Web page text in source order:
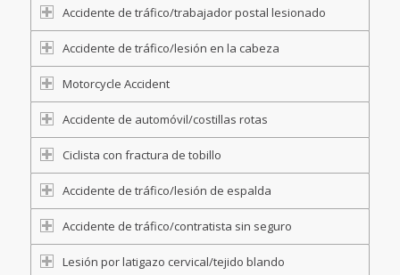
Accidente de tráfico/trabajador postal lesionado
Accidente de tráfico/lesión en la cabeza
Motorcycle Accident
Accidente de automóvil/costillas rotas
Ciclista con fractura de tobillo
Accidente de tráfico/lesión de espalda
Accidente de tráfico/contratista sin seguro
Lesión por latigazo cervical/tejido blando